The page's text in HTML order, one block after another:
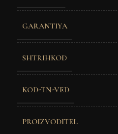
GARANTIYA
SHTRIHKOD
KOD-TN-VED
PROIZVODITEL